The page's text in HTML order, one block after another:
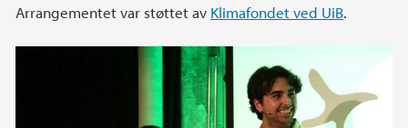
Arrangementet var støttet av Klimafondet ved UiB.